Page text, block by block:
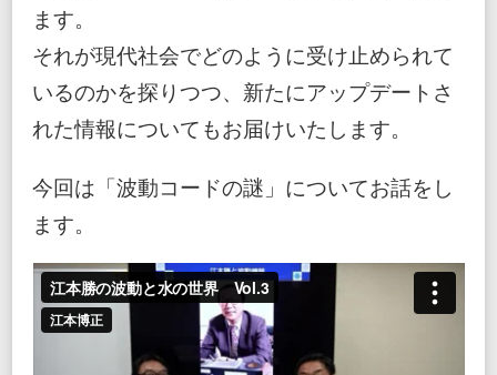
界
【特
別
料
開】
ます。
それが現代社会でどのように受け止められて
いるのかを探りつつ、新たにアップデートさ
れた情報についてもお届けいたします。
今回は「波動コードの謎」についてお話をし
ます。